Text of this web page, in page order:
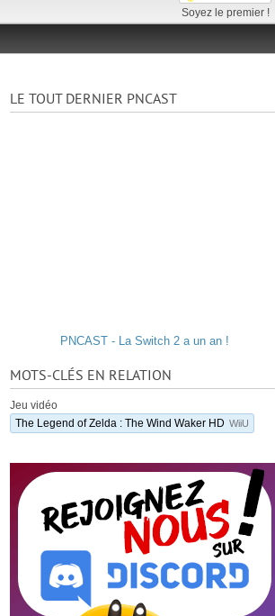
Soyez le premier !
LE TOUT DERNIER PNCAST
PNCAST - La Switch 2 a un an !
MOTS-CLÉS EN RELATION
Jeu vidéo
The Legend of Zelda : The Wind Waker HD WiiU